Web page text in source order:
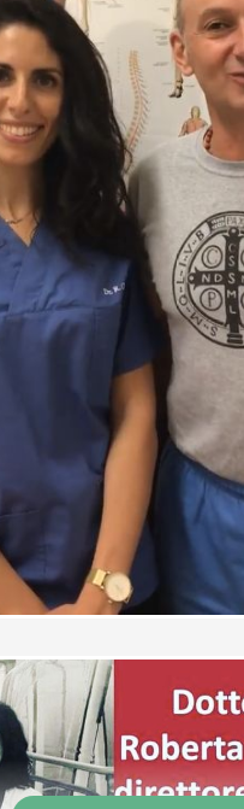
molto bene. La
dimostrata
attenta e
agio con gentilezza
Mi ha ascoltata
e con
tutto
fare ed indagare in
accurato. Esperienza
positiva, la
sinceramente.
Paziente
dottoressa Costanzo è
e super
Paziente